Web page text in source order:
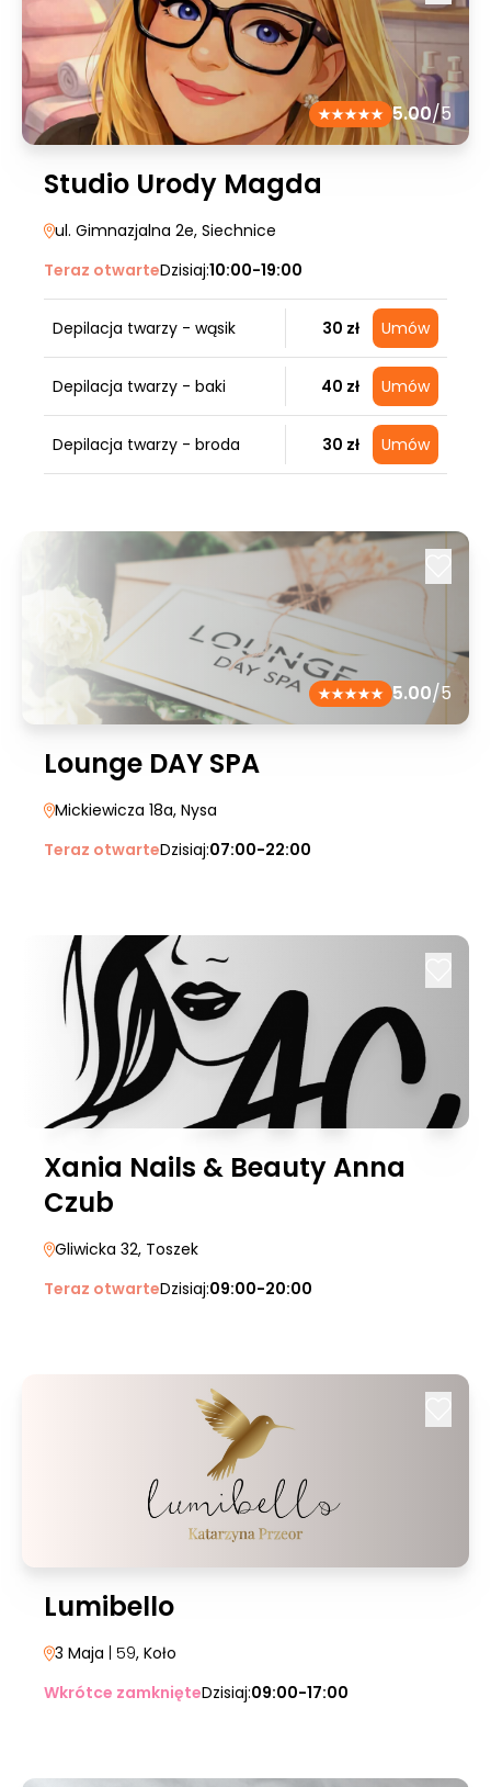
5.00/5
Studio Urody Magda
ul. Gimnazjalna 2e, Siechnice
Teraz otwarteDzisiaj:10:00-19:00
Depilacja twarzy - wąsik 30 zł Umów
Depilacja twarzy - baki 40 zł Umów
Depilacja twarzy - broda 30 zł Umów
5.00/5
Lounge DAY SPA
Mickiewicza 18a, Nysa
Teraz otwarteDzisiaj:07:00-22:00
Xania Nails & Beauty Anna
Czub
Gliwicka 32, Toszek
Teraz otwarteDzisiaj:09:00-20:00
Lumibello
3 Maja | 59, Koło
Wkrótce zamknięteDzisiaj:09:00-17:00